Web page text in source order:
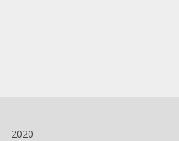
2020